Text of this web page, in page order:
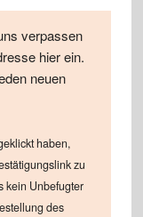
verpassen
hier ein.
neuen
haben,
zu
kein Unbefugter
des